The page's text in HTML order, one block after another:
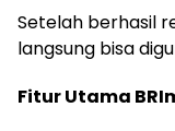
Setelah berhasil
langsung bisa
Fitur Utama